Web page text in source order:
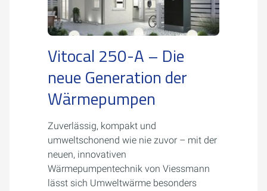
Vitocal 250-A – Die
neue Generation der
Wärmepumpen
Zuverlässig, kompakt und
umweltschonend wie nie zuvor – mit der
neuen, innovativen
Wärmepumpentechnik von Viessmann
lässt sich Umweltwärme besonders